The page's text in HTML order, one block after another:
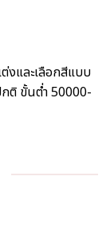
งและเลือกสีแบบ
กติ ขั้นต่ำ 50000-